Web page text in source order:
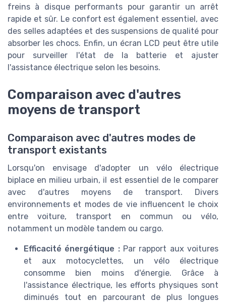
freins à disque performants pour garantir un arrêt
rapide et sûr. Le confort est également essentiel, avec
des selles adaptées et des suspensions de qualité pour
absorber les chocs. Enfin, un écran LCD peut être utile
pour surveiller l'état de la batterie et ajuster
l'assistance électrique selon les besoins.
Comparaison avec d'autres
moyens de transport
Comparaison avec d'autres modes de
transport existants
Lorsqu'on envisage d'adopter un vélo électrique
biplace en milieu urbain, il est essentiel de le comparer
avec d'autres moyens de transport. Divers
environnements et modes de vie influencent le choix
entre voiture, transport en commun ou vélo,
notamment un modèle tandem ou cargo.
Efficacité énergétique :Par rapport aux voitures
et aux motocyclettes, un vélo électrique
consomme bien moins d'énergie. Grâce à
l'assistance électrique, les efforts physiques sont
diminués tout en parcourant de plus longues